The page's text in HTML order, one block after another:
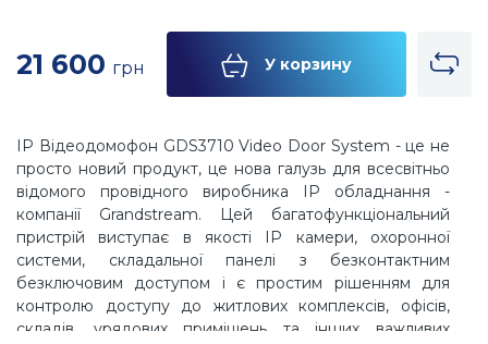
21 600 грн У корзину
IP Відеодомофон GDS3710 Video Door System - це не
просто новий продукт, це нова галузь для всесвітньо
відомого провідного виробника IP обладнання -
компанії Grandstream. Цей багатофункціональний
пристрій виступає в якості IP камери, охоронної
системи, складальної панелі з безконтактним
безключовим доступом і є простим рішенням для
контролю доступу до житлових комплексів, офісів,
складів, урядових приміщень та інших важливих